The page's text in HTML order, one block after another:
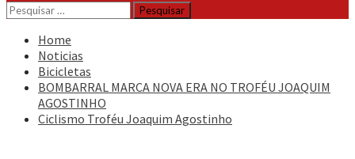
Pesquisar
por:
Home
Noticias
Bicicletas
BOMBARRAL MARCA NOVA ERA NO TROFÉU JOAQUIM
AGOSTINHO
Ciclismo Troféu Joaquim Agostinho